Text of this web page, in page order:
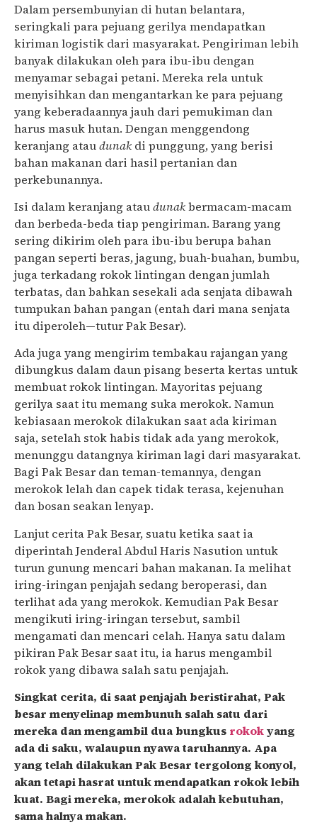
Dalam persembunyian di hutan belantara,
seringkali para pejuang gerilya mendapatkan
kiriman logistik dari masyarakat. Pengiriman lebih
banyak dilakukan oleh para ibu-ibu dengan
menyamar sebagai petani. Mereka rela untuk
menyisihkan dan mengantarkan ke para pejuang
yang keberadaannya jauh dari pemukiman dan
harus masuk hutan. Dengan menggendong
keranjang ataudunak di punggung, yang berisi
bahan makanan dari hasil pertanian dan
perkebunannya.
Isi dalam keranjang ataudunakbermacam-macam
dan berbeda-beda tiap pengiriman. Barang yang
sering dikirim oleh para ibu-ibu berupa bahan
pangan seperti beras, jagung, buah-buahan, bumbu,
juga terkadang rokok lintingan dengan jumlah
terbatas, dan bahkan sesekali ada senjata dibawah
tumpukan bahan pangan (entah dari mana senjata
itu diperoleh—tutur Pak Besar).
Ada juga yang mengirim tembakau rajangan yang
dibungkus dalam daun pisang beserta kertas untuk
membuat rokok lintingan. Mayoritas pejuang
gerilya saat itu memang suka merokok. Namun
kebiasaan merokok dilakukan saat ada kiriman
saja, setelah stok habis tidak ada yang merokok,
menunggu datangnya kiriman lagi dari masyarakat.
Bagi Pak Besar dan teman-temannya, dengan
merokok lelah dan capek tidak terasa, kejenuhan
dan bosan seakan lenyap.
Lanjut cerita Pak Besar, suatu ketika saat ia
diperintah Jenderal Abdul Haris Nasution untuk
turun gunung mencari bahan makanan. Ia melihat
iring-iringan penjajah sedang beroperasi, dan
terlihat ada yang merokok. Kemudian Pak Besar
mengikuti iring-iringan tersebut, sambil
mengamati dan mencari celah. Hanya satu dalam
pikiran Pak Besar saat itu, ia harus mengambil
rokok yang dibawa salah satu penjajah.
Singkat cerita, di saat penjajah beristirahat, Pak
besar menyelinap membunuh salah satu dari
mereka dan mengambil dua bungkus rokokyang
ada di saku, walaupun nyawa taruhannya. Apa
yang telah dilakukan Pak Besar tergolong konyol,
akan tetapi hasrat untuk mendapatkan rokok lebih
kuat. Bagi mereka, merokok adalah kebutuhan,
sama halnya makan.